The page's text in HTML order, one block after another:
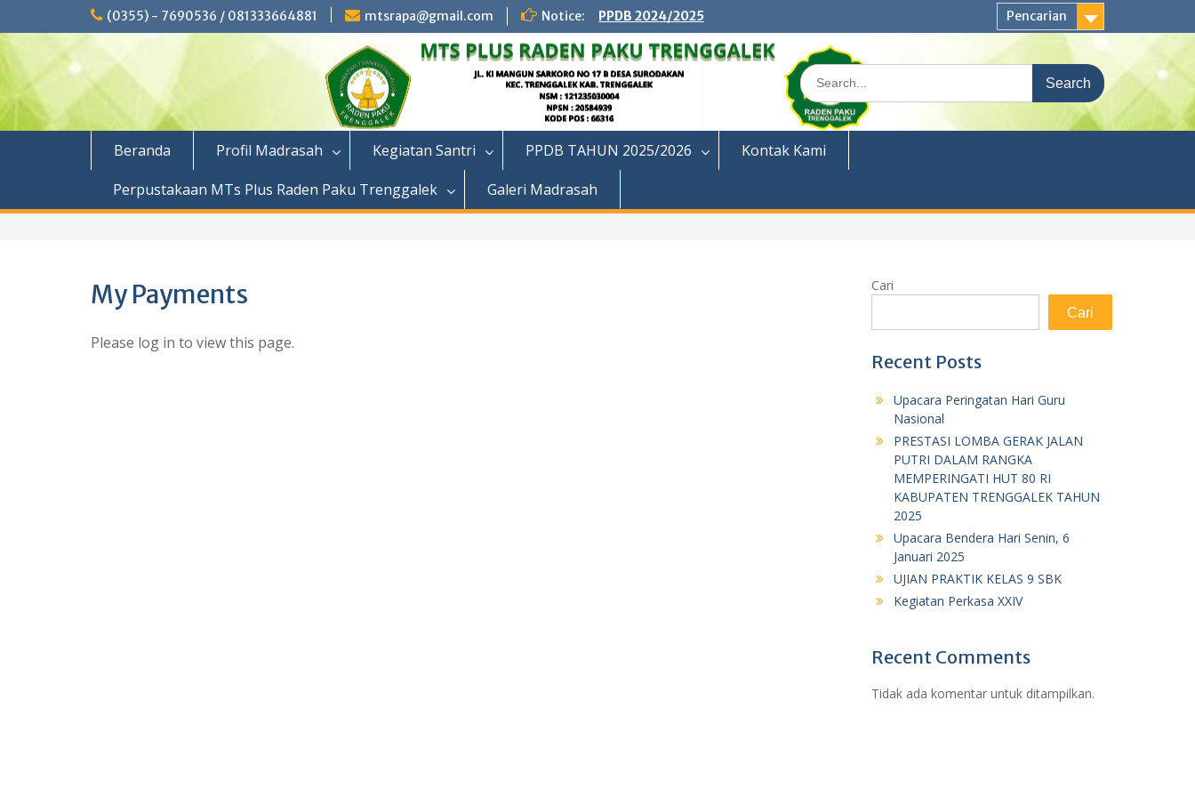
(0355) - 7690536 / 081333664881 mtsrapa@gmail.com Notice: PPDB 2024/2025 Pencarian
Search
for:
Beranda Profil Madrasah Kegiatan Santri PPDB TAHUN 2025/2026
Kontak Kami
Perpustakaan MTs Plus Raden Paku Trenggalek
Galeri Madrasah
My Payments
Please log in to view this page.
Cari
Cari
Recent Posts
Upacara Peringatan Hari Guru
Nasional
PRESTASI LOMBA GERAK JALAN
PUTRI DALAM RANGKA
MEMPERINGATI HUT 80 RI
KABUPATEN TRENGGALEK TAHUN
2025
Upacara Bendera Hari Senin, 6
Januari 2025
UJIAN PRAKTIK KELAS 9 SBK
Kegiatan Perkasa XXIV
Recent Comments
Tidak ada komentar untuk ditampilkan.